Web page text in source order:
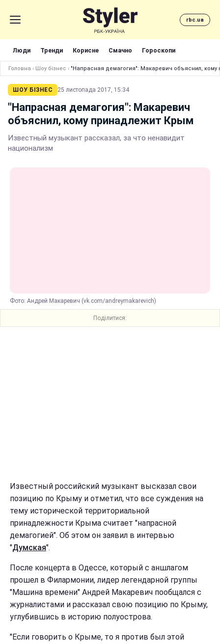
rbc.ua
Люди Тренди Корисне Смачно Гороскопи
Головна › Шоу бізнес › "Напрасная демагогия": Макаревич объяснил,
ШОУ БІЗНЕС 25 листопада 2017, 15:34
"Напрасная демагогия": Макаревич
объяснил, кому принадлежит Крым
Известный музыкант рассказал, за что ненавидит
национализм
Фото: Андрей Макаревич (vk.com/andreymakarevich)
Поділитися:
Известный российский музыкант высказал свои
позицию по Крыму и отметил, что все суждения на
тему исторической территориальной
принадлежности Крыма считает "напрасной
демагогией". Об этом он заявил в интервью
"Думская".
После концерта в Одессе, который с аншлагом
прошел в Филармонии, лидер легендарной группы
"Машина времени" Андрей Макаревич пообщался с
журналистами и рассказал свою позицию по Крыму,
углубившись в историю полуострова.
"Если говорить о Крыме, то я против был этой